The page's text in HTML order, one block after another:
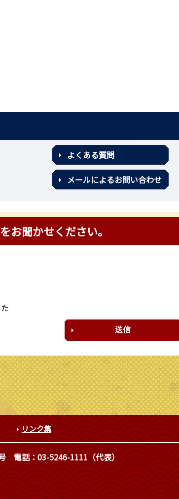
よくある質問
メールによるお問い合わせ
お聞かせください。
リンク集
電話：03-5246-1111（代表）